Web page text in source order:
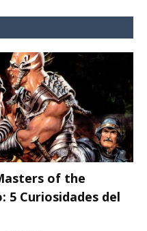
of the
5 Curiosidades del